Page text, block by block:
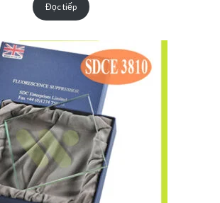
Đọc tiếp